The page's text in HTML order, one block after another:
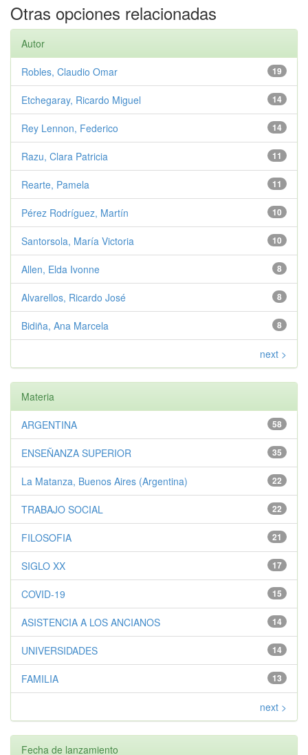
Otras opciones relacionadas
Autor
19
Robles, Claudio Omar
14
Etchegaray, Ricardo Miguel
14
Rey Lennon, Federico
11
Razu, Clara Patricia
11
Rearte, Pamela
10
Pérez Rodríguez, Martín
10
Santorsola, María Victoria
8
Allen, Elda Ivonne
8
Alvarellos, Ricardo José
8
Bidiña, Ana Marcela
next >
Materia
58
ARGENTINA
35
ENSEÑANZA SUPERIOR
22
La Matanza, Buenos Aires (Argentina)
22
TRABAJO SOCIAL
21
FILOSOFIA
17
SIGLO XX
15
COVID-19
14
ASISTENCIA A LOS ANCIANOS
14
UNIVERSIDADES
13
FAMILIA
next >
Fecha de lanzamiento